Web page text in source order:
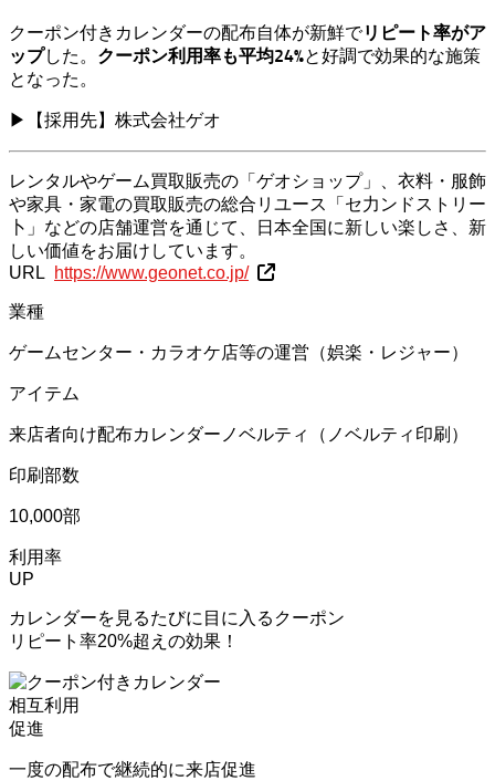
クーポン付きカレンダーの配布自体が新鮮でリピート率がア
ップした。 クーポン利用率も平均24%と好調で効果的な施策
となった。
▶ 【採用先】株式会社ゲオ
レンタルやゲーム買取販売の「ゲオショップ」、衣料・服飾
や家具・家電の買取販売の総合リユース「セ力ンドストリー
卜」などの店舗運営を通じて、日本全国に新しい楽しさ、新
しい価値をお届けしています。
URL
https://www.geonet.co.jp/
業種
ゲームセンター・カラオケ店等の運営（娯楽・レジャー）
アイテム
来店者向け配布カレンダーノベルティ（ノベルティ印刷）
印刷部数
10,000部
利用率
UP
カレンダーを見るたびに目に入るクーポン
リピート率20%超えの効果！
相互利用
促進
一度の配布で継続的に来店促進